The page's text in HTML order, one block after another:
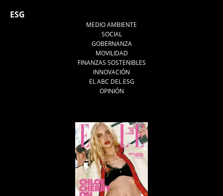
ESG
MEDIO AMBIENTE
SOCIAL
GOBERNANZA
MOVILIDAD
FINANZAS SOSTENIBLES
INNOVACIÓN
EL ABC DEL ESG
OPINIÓN